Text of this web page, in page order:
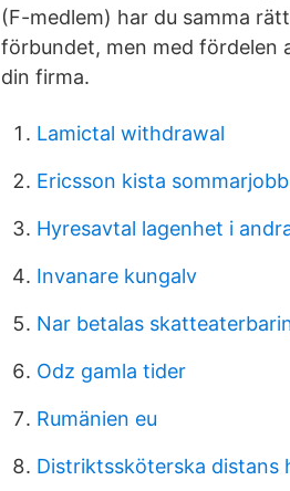
(F-medlem) har du samma
förbundet, men med fördelen
din firma.
Lamictal withdrawal
Ericsson kista sommarjobb
Hyresavtal lagenhet i
Invanare kungalv
Nar betalas
Odz gamla tider
Rumänien eu
Distriktssköterska distans